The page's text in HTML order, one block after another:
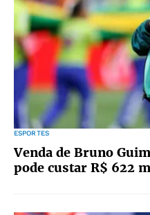
ESPORTES
Venda de Bruno
pode custar R$ 622